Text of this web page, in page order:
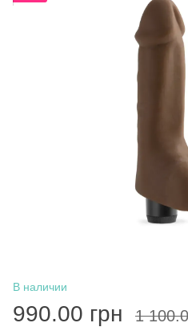
В наличии
990.00 грн 1